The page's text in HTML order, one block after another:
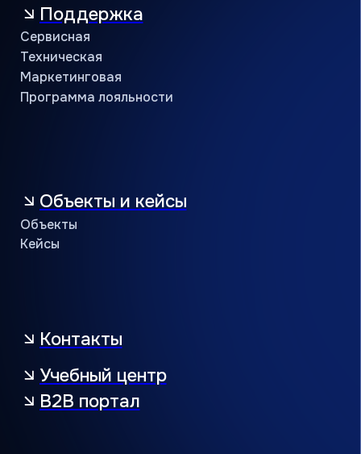
Кондиционеры оптом
© АЯК 2026. Все права защищены